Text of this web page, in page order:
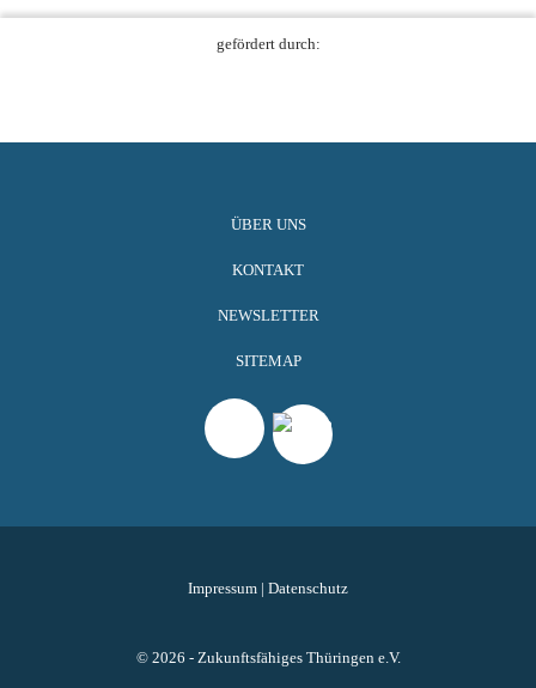
gefördert durch:
ÜBER UNS
KONTAKT
NEWSLETTER
SITEMAP
Impressum | Datenschutz
© 2026 - Zukunftsfähiges Thüringen e.V.